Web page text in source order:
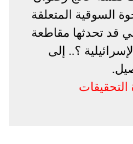
السوقية المتعلقة
قد تحدثها مقاطعة
؟.. إلى
التحقيقات